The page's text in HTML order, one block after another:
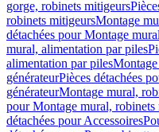
gorge, robinets mitigeurs
robinets mitigeursMontage
détachées pour Montage
mural, alimentation par piles
alimentation par piles
générateurPièces détachées
générateurMontage mural,
pour Montage mural, robinets
détachées pour Accessoires